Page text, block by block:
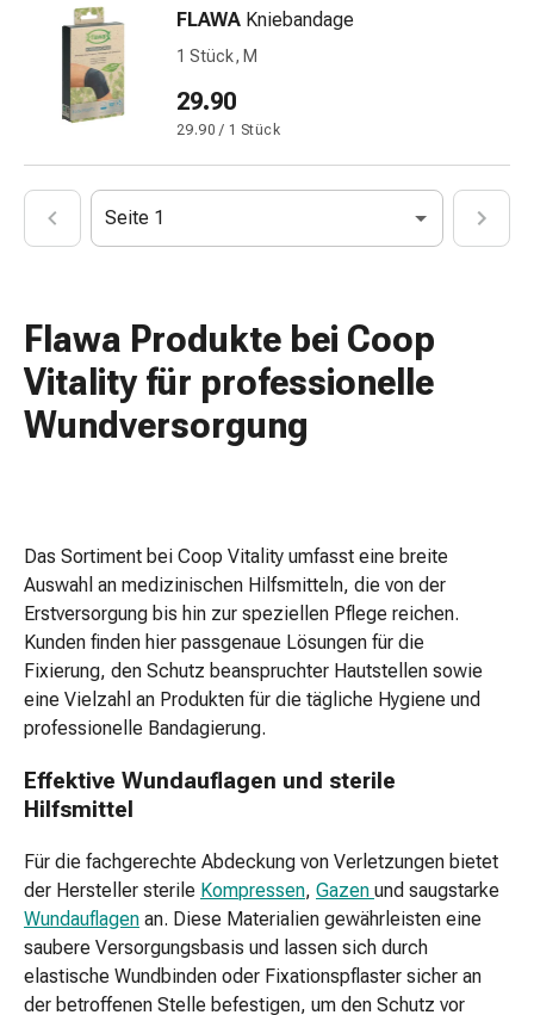
Mineralstoffe
Kombipräparate
Zahn-
&
Mundgesundheit
Kariesprophylaxe
Trockener
Mund
(Xerostomie)
und
Mundentzündungen
Haar-
Medikamente
Haarausfallpräparate
&
Schönheit
Gesichtspflege
Augenpflege
Peeling
Pflegemasken
Reinigung
Accessoires
Kosmetikbedarf
Nachtcreme
Gesichtskuren
Tagescreme
Gesichtswasser
FLAWA Kniebandage
1 Stück, M
29.90
29.90 / 1 Stück
Seite 1
Flawa Produkte bei Coop
Vitality für professionelle
Wundversorgung
Das Sortiment bei Coop Vitality umfasst eine breite
Auswahl an medizinischen Hilfsmitteln, die von der
Erstversorgung bis hin zur speziellen Pflege reichen.
Kunden finden hier passgenaue Lösungen für die
Fixierung, den Schutz beanspruchter Hautstellen sowie
eine Vielzahl an Produkten für die tägliche Hygiene und
professionelle Bandagierung.
Effektive Wundauflagen und sterile
Hilfsmittel
Für die fachgerechte Abdeckung von Verletzungen bietet
der Hersteller sterile Kompressen, Gazen und saugstarke
Wundauflagen an. Diese Materialien gewährleisten eine
saubere Versorgungsbasis und lassen sich durch
elastische Wundbinden oder Fixationspflaster sicher an
der betroffenen Stelle befestigen, um den Schutz vor